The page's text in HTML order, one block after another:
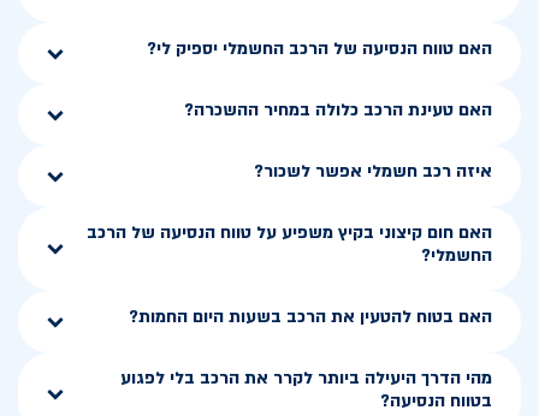
האם טווח הנסיעה של הרכב החשמלי יספיק לי?
האם טעינת הרכב כלולה במחיר ההשכרה?
איזה רכב חשמלי אפשר לשכור?
האם חום קיצוני בקיץ משפיע על טווח הנסיעה של הרכב
החשמלי?
האם בטוח להטעין את הרכב בשעות היום החמות?
מהי הדרך היעילה ביותר לקרר את הרכב בלי לפגוע
בטווח הנסיעה?